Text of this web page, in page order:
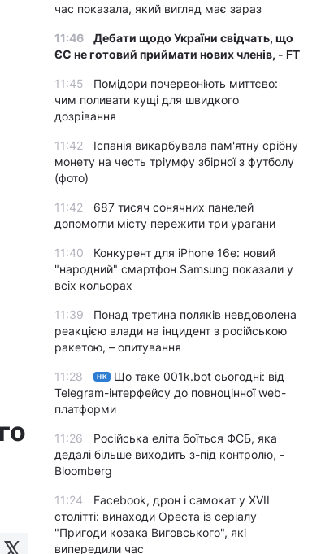
час показала, який вигляд має зараз
11:46
Дебати щодо України свідчать, що
ЄС не готовий приймати нових членів, - FT
11:45
Помідори почервоніють миттєво:
чим поливати кущі для швидкого
дозрівання
11:42
Іспанія викарбувала пам'ятну срібну
монету на честь тріумфу збірної з футболу
(фото)
11:42
687 тисяч сонячних панелей
допомогли місту пережити три урагани
11:40
Конкурент для iPhone 16e: новий
"народний" смартфон Samsung показали у
всіх кольорах
11:39
Понад третина поляків невдоволена
реакцією влади на інцидент з російською
ракетою, – опитування
11:28 НК
Що таке 001k.bot сьогодні: від
Telegram-інтерфейсу до повноцінної web-
платформи
11:26
Російська еліта боїться ФСБ, яка
дедалі більше виходить з-під контролю, -
Bloomberg
11:24
Facebook, дрон і самокат у XVII
столітті: винаходи Ореста із серіалу
"Пригоди козака Виговського", які
випередили час